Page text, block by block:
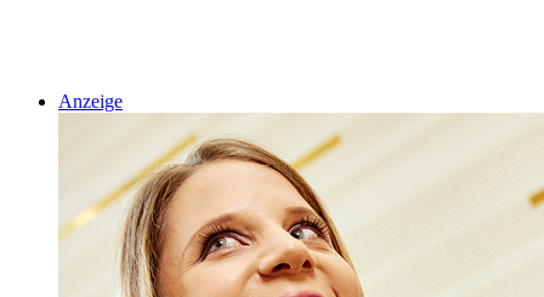
Anzeige